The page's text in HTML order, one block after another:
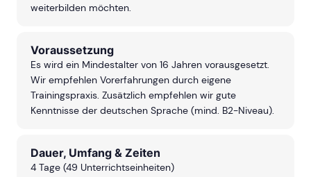
weiterbilden möchten.
Voraussetzung
Es wird ein Mindestalter von 16 Jahren vorausgesetzt.
Wir empfehlen Vorerfahrungen durch eigene
Trainingspraxis. Zusätzlich empfehlen wir gute
Kenntnisse der deutschen Sprache (mind. B2-Niveau).
Dauer, Umfang & Zeiten
4 Tage (49 Unterrichtseinheiten)